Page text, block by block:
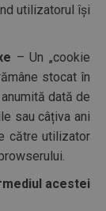
utilizatorul își
– Un „cookie
stocat în
dată de
sau câțiva ani
către utilizator
acestei